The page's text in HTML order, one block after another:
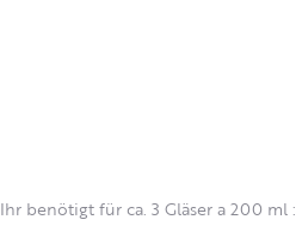
Ihr benötigt für ca. 3 Gläser a 200 ml :